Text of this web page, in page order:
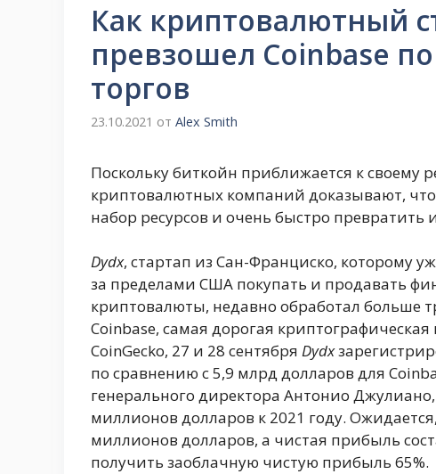
Как криптовалютный
превзошел Coinbase
торгов
23.10.2021 от Alex Smith
Поскольку биткойн приближается к своему
криптовалютных компаний доказывают,
набор ресурсов и очень быстро
Dydx, стартап из Сан-Франциско, которому
за пределами США покупать и продавать
криптовалюты, недавно обработал больше
Coinbase, самая дорогая
CoinGecko, 27 и 28 сентября Dydx
по сравнению с 5,9 млрд долларов для
генерального директора Антонио
миллионов долларов к 2021 году.
миллионов долларов, а чистая прибыль
получить заоблачную чистую прибыль 65%.